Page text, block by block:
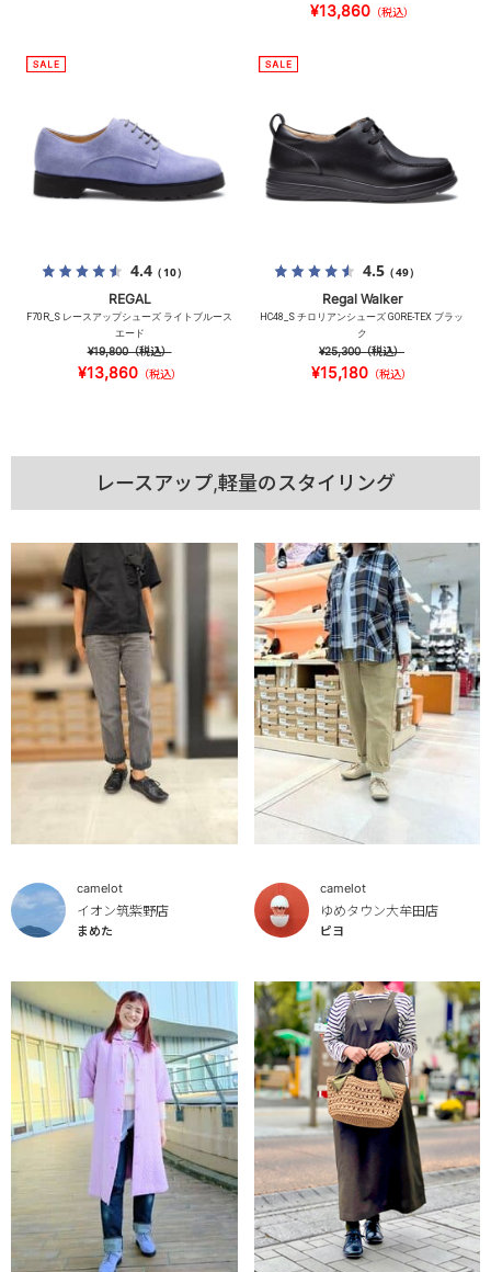
¥13,860（税込）
4.4（10）
REGAL
F70R_S レースアップシューズ ライトブルース
エード
¥19,800（税込）
¥13,860（税込）
4.5（49）
Regal Walker
HC48_S チロリアンシューズ GORE-TEX ブラッ
ク
¥25,300（税込）
¥15,180 （税込）
レースアップ,軽量のスタイリング
camelot
イオン筑紫野店
まめた
camelot
ゆめタウン大牟田店
ピヨ